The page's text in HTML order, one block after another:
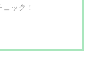
ック！